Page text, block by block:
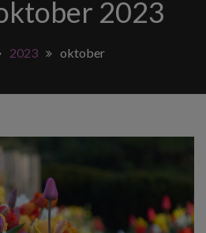
2023
2023 oktober